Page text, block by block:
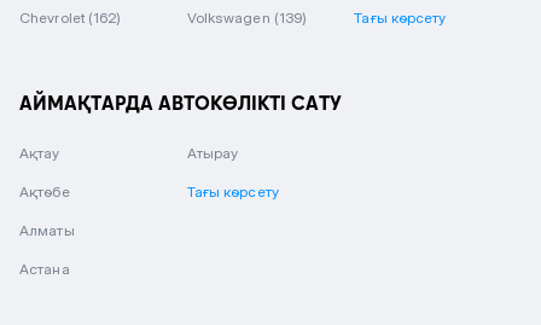
Chevrolet (162) Volkswagen (139) Тағы көрсету
АЙМАҚТАРДА АВТОКӨЛІКТІ САТУ
Ақтау
Ақтөбе
Алматы
Астана
Атырау
Тағы көрсету